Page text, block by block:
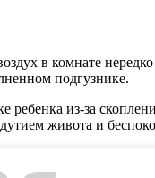
в комнате
подгузнике.
из-за
живота и
может проявлять